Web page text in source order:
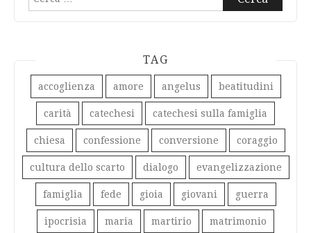
per:
TAG
accoglienza amore angelus beatitudini
carità catechesi catechesi sulla famiglia
chiesa confessione conversione coraggio
cultura dello scarto dialogo evangelizzazione
famiglia fede gioia giovani guerra
ipocrisia maria martirio matrimonio